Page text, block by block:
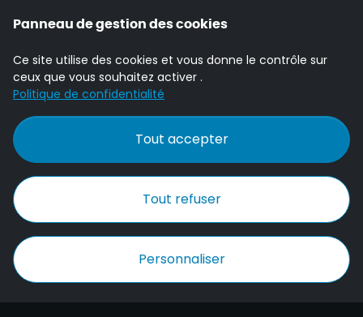
Panneau de gestion des cookies
Ce site utilise des cookies et vous donne le contrôle sur
ceux que vous souhaitez activer .
Politique de confidentialité
Tout accepter
Tout refuser
Personnaliser